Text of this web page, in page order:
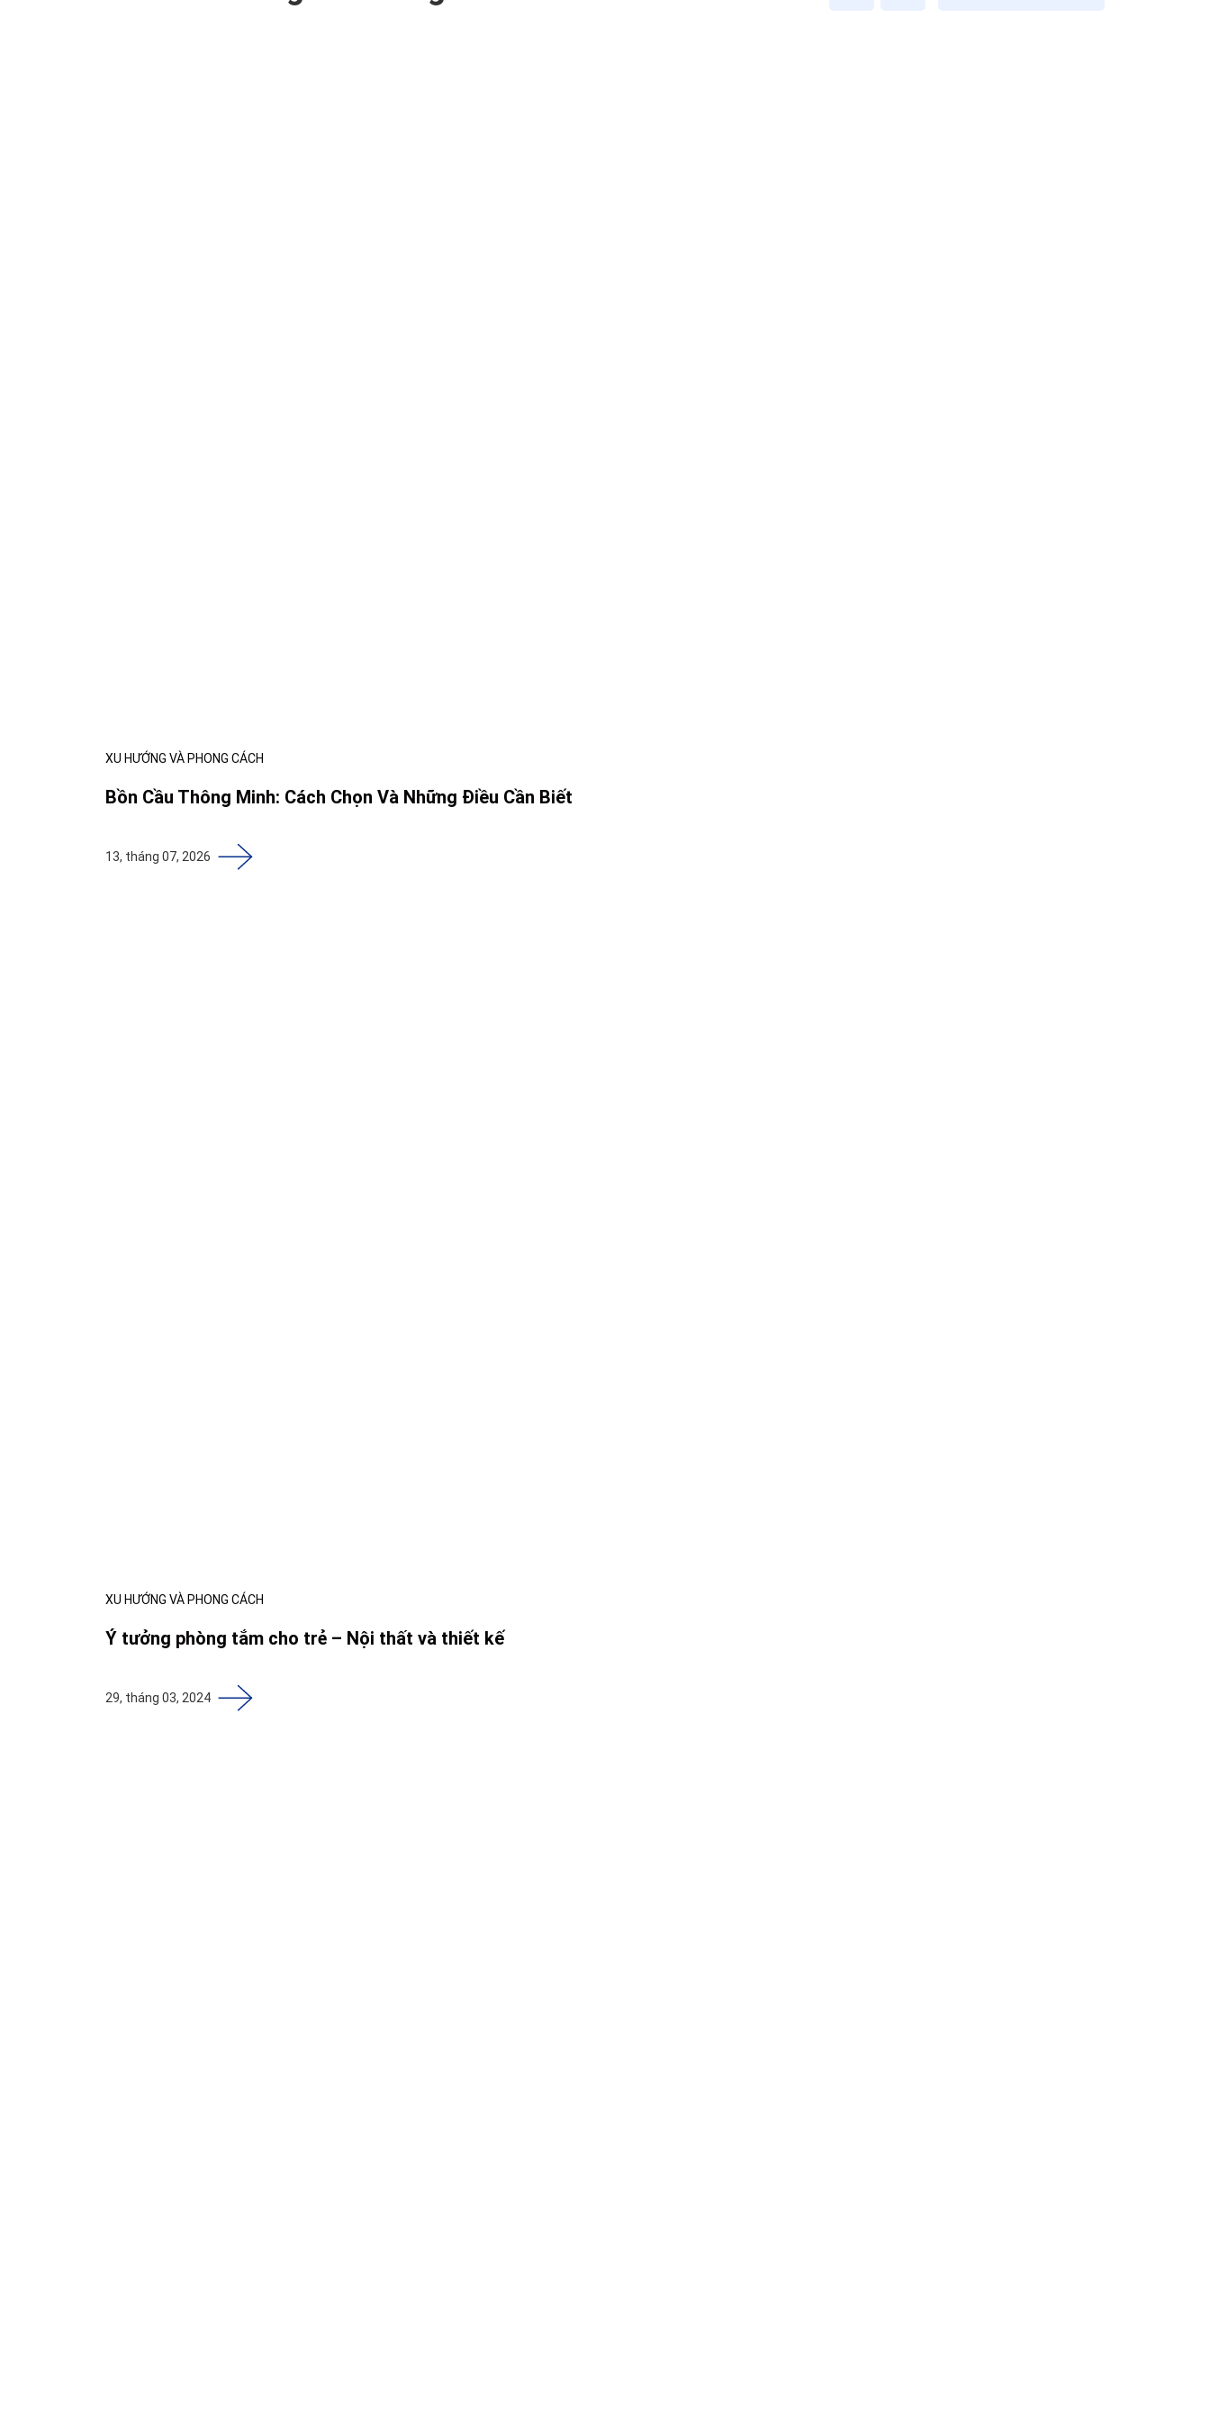
XU HƯỚNG VÀ PHONG CÁCH
Bồn Cầu Thông Minh: Cách Chọn Và Những Điều Cần Biết
13, tháng 07, 2026
XU HƯỚNG VÀ PHONG CÁCH
Ý tưởng phòng tắm cho trẻ – Nội thất và thiết kế
29, tháng 03, 2024